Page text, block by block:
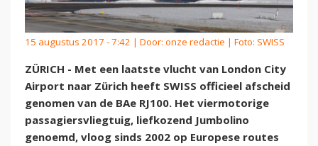
15 augustus 2017 - 7:42 | Door: onze redactie | Foto: SWISS
ZÜRICH - Met een laatste vlucht van London City
Airport naar Zürich heeft SWISS officieel afscheid
genomen van de BAe RJ100. Het viermotorige
passagiersvliegtuig, liefkozend Jumbolino
genoemd, vloog sinds 2002 op Europese routes